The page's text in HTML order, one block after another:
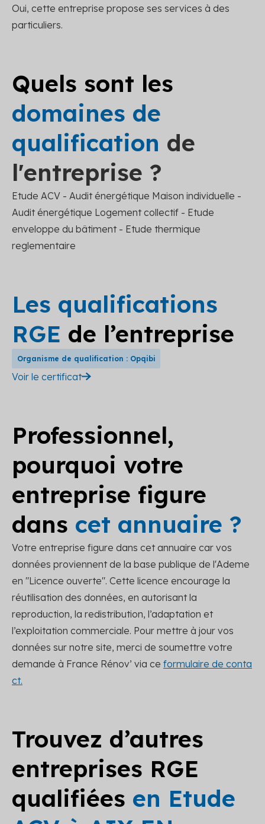
Oui, cette entreprise propose ses services à des
particuliers.
Quels sont les
domaines de
qualification de
l'entreprise ?
Etude ACV - Audit énergétique Maison individuelle -
Audit énergétique Logement collectif - Etude
enveloppe du bâtiment - Etude thermique
reglementaire
Les qualifications
RGE de l’entreprise
Organisme de qualification : Opqibi
Voir le certificat
Professionnel,
pourquoi votre
entreprise figure
dans cet annuaire ?
Votre entreprise figure dans cet annuaire car vos
données proviennent de la base publique de l'Ademe
en "Licence ouverte". Cette licence encourage la
réutilisation des données, en autorisant la
reproduction, la redistribution, l’adaptation et
l’exploitation commerciale. Pour mettre à jour vos
données sur notre site, merci de soumettre votre
demande à France Rénov’ via ce formulaire de conta
ct.
Trouvez d’autres
entreprises RGE
qualifiées en Etude